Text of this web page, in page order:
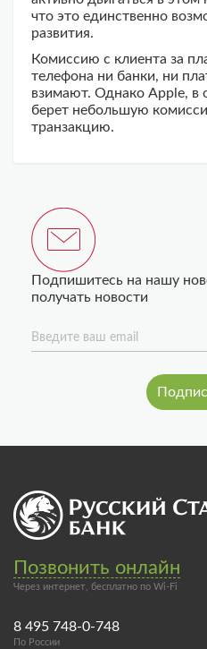
что это единственно
развития.
Комиссию с клиента за
телефона ни банки, ни
взимают. Однако Apple, в
берет небольшую
транзакцию.
Подпишитесь на нашу
получать новости
Введите ваш email
Позвонить онлайн
Через интернет, бесплатно по Wi-Fi
8 495 748-0-748
По России